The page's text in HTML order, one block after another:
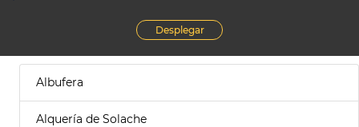
Desplegar
Albufera
Alquería de Solache